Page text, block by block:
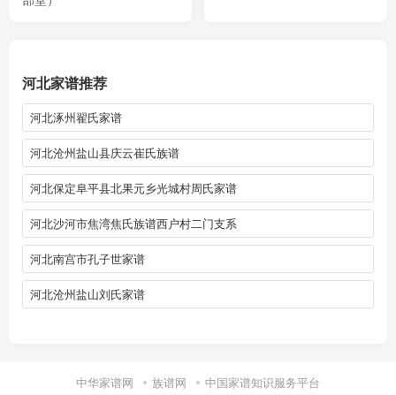
河北家谱推荐
河北涿州翟氏家谱
河北沧州盐山县庆云崔氏族谱
河北保定阜平县北果元乡光城村周氏家谱
河北沙河市焦湾焦氏族谱西户村二门支系
河北南宫市孔子世家谱
河北沧州盐山刘氏家谱
中华家谱网 族谱网 中国家谱知识服务平台